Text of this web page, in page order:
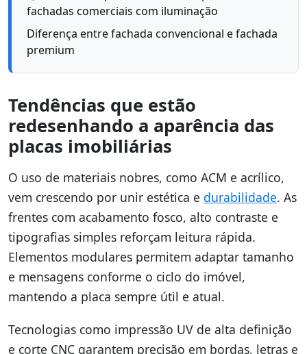
fachadas comerciais com iluminação
Diferença entre fachada convencional e fachada
premium
Tendências que estão
redesenhando a aparência das
placas imobiliárias
O uso de materiais nobres, como ACM e acrílico,
vem crescendo por unir estética e durabilidade. As
frentes com acabamento fosco, alto contraste e
tipografias simples reforçam leitura rápida.
Elementos modulares permitem adaptar tamanho
e mensagens conforme o ciclo do imóvel,
mantendo a placa sempre útil e atual.
Tecnologias como impressão UV de alta definição
e corte CNC garantem precisão em bordas, letras e